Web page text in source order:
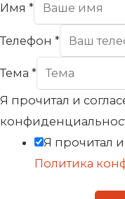
Имя *
Телефон *
Тема *
Я прочитал и
Я прочитал
Политика